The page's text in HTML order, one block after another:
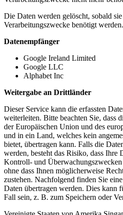
Die Daten werden gelöscht, sobald
Verarbeitungszwecke benötigt werden.
Datenempfänger
Google Ireland Limited
Google LLC
Alphabet Inc
Weitergabe an Drittländer
Dieser Service kann die erfassten
weiterleiten. Bitte beachten Sie, dass
der Europäischen Union und des
und in ein Land, welches kein
bietet, übertragen kann. Falls die
werden, besteht das Risiko, dass Ihre
Kontroll- und
ohne dass Ihnen möglicherweise
zustehen. Nachfolgend finden Sie
Daten übertragen werden. Dies kann
Fall sein, z. B. zum Speichern oder